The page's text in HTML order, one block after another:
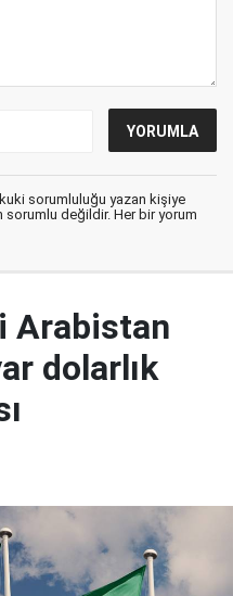
sorumluluğu yazan kişiye
sorumlu değildir. Her bir yorum
Arabistan
dolarlık